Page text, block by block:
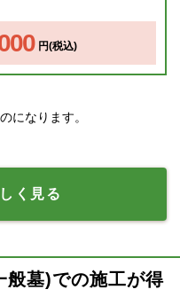
円(税込)
になります。
く見る
般墓)での施工が得